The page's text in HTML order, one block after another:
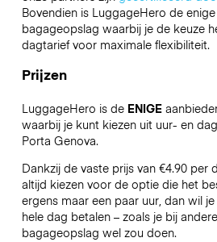
Bovendien is LuggageHero de
bagageopslag waarbij je de keuze
dagtarief voor maximale flexibiliteit.
Prijzen
LuggageHero is de ENIGE
waarbij je kunt kiezen uit uur- en
Porta Genova.
Dankzij de vaste prijs van €4.90 per
altijd kiezen voor de optie die het
ergens maar een paar uur, dan wil
hele dag betalen – zoals je bij
bagageopslag wel zou doen.